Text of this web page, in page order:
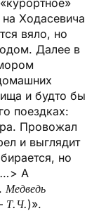
Ходасевича
вяло, но
Далее в
и будто бы
поездках:
Провожал
и выглядит
но
…> А
Медведь
Т.Ч.)».